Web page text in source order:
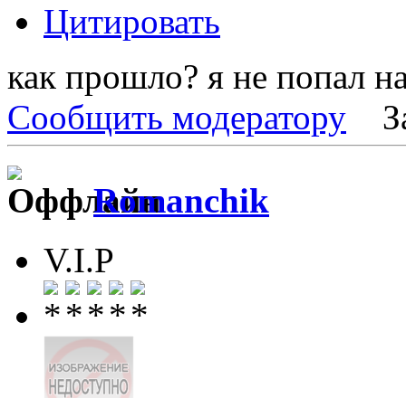
Цитировать
как прошло? я не попал
Сообщить модератору
Romanchik
V.I.P